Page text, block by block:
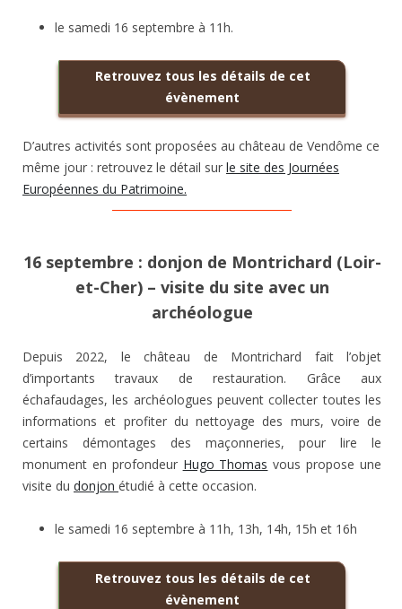
le samedi 16 septembre à 11h.
Retrouvez tous les détails de cet
évènement
D’autres activités sont proposées au château de Vendôme ce
même jour : retrouvez le détail sur le site des Journées
Européennes du Patrimoine.
16 septembre : donjon de Montrichard (Loir-
et-Cher) – visite du site avec un
archéologue
Depuis 2022, le château de Montrichard fait l’objet
d’importants travaux de restauration. Grâce aux
échafaudages, les archéologues peuvent collecter toutes les
informations et profiter du nettoyage des murs, voire de
certains démontages des maçonneries, pour lire le
monument en profondeur Hugo Thomas vous propose une
visite du donjon étudié à cette occasion.
le samedi 16 septembre à 11h, 13h, 14h, 15h et 16h
Retrouvez tous les détails de cet
évènement